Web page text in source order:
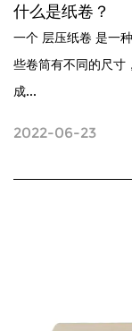
什么是纸卷？
一个 层压纸卷 是一
些卷筒有不同的尺寸
成...
2022-06-23